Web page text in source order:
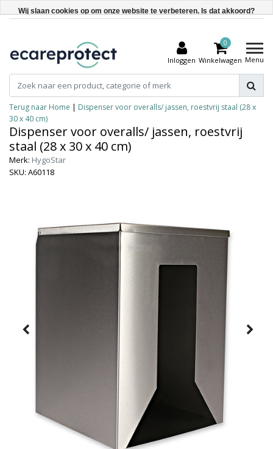
Inloggen
0
Winkelwagen Menu
Terug naar Home | Dispenser voor overalls/ jassen, roestvrij staal (28 x
30 x 40 cm)
Dispenser voor overalls/ jassen, roestvrij
staal (28 x 30 x 40 cm)
Merk: HygoStar
SKU: A60118
Wij slaan cookies op om onze website te verbeteren. Is dat akkoord?